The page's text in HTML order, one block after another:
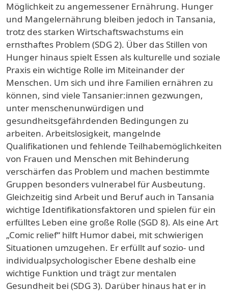
Möglichkeit zu angemessener Ernährung. Hunger
und Mangelernährung bleiben jedoch in Tansania,
trotz des starken Wirtschaftswachstums ein
ernsthaftes Problem (SDG 2). Über das Stillen von
Hunger hinaus spielt Essen als kulturelle und soziale
Praxis ein wichtige Rolle im Miteinander der
Menschen. Um sich und ihre Familien ernähren zu
können, sind viele Tansanier:innen gezwungen,
unter menschenunwürdigen und
gesundheitsgefährdenden Bedingungen zu
arbeiten. Arbeitslosigkeit, mangelnde
Qualifikationen und fehlende Teilhabemöglichkeiten
von Frauen und Menschen mit Behinderung
verschärfen das Problem und machen bestimmte
Gruppen besonders vulnerabel für Ausbeutung.
Gleichzeitig sind Arbeit und Beruf auch in Tansania
wichtige Identifikationsfaktoren und spielen für ein
erfülltes Leben eine große Rolle (SGD 8). Als eine Art
„Comic relief“ hilft Humor dabei, mit schwierigen
Situationen umzugehen. Er erfüllt auf sozio- und
individualpsychologischer Ebene deshalb eine
wichtige Funktion und trägt zur mentalen
Gesundheit bei (SDG 3). Darüber hinaus hat er in